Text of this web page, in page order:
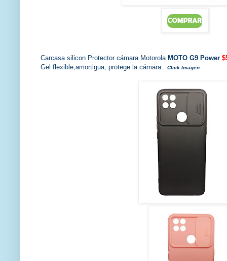
Carcasa silicon Protector cámara Motorola MOTO G9 Power
Gel flexible,amortigua, protege la cámara . Click Imagen